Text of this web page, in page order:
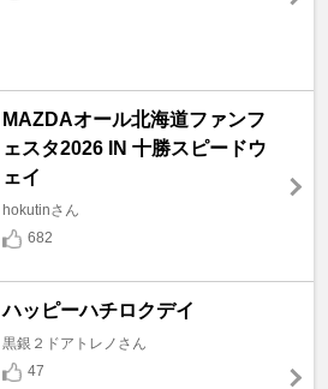
MAZDAオール北海道ファンフ
ェスタ2026 IN 十勝スピードウ
ェイ
hokutinさん
682
ハッピーハチロクデイ
黒銀２ドアトレノさん
47